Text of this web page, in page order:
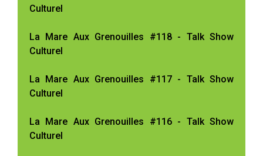
Culturel
La Mare Aux Grenouilles #118 - Talk Show
Culturel
La Mare Aux Grenouilles #117 - Talk Show
Culturel
La Mare Aux Grenouilles #116 - Talk Show
Culturel